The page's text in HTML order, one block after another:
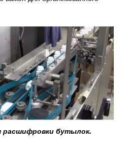
расшифровки бутылок.